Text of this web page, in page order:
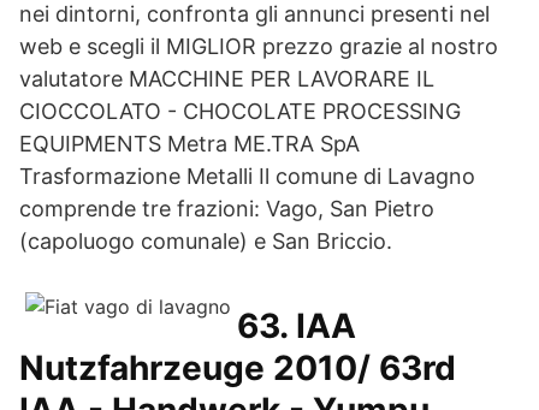
nei dintorni, confronta gli annunci presenti nel
web e scegli il MIGLIOR prezzo grazie al nostro
valutatore MACCHINE PER LAVORARE IL
CIOCCOLATO - CHOCOLATE PROCESSING
EQUIPMENTS Metra ME.TRA SpA
Trasformazione Metalli Il comune di Lavagno
comprende tre frazioni: Vago, San Pietro
(capoluogo comunale) e San Briccio.
63. IAA
Nutzfahrzeuge 2010/ 63rd